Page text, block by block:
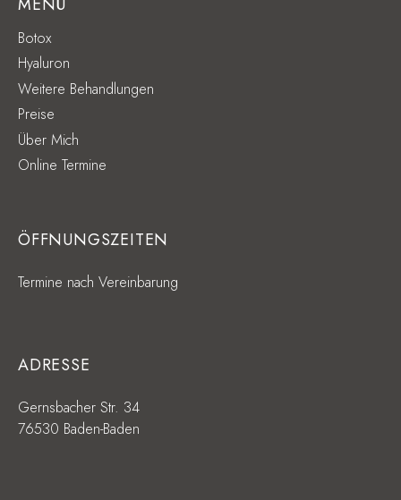
Botox
Hyaluron
Weitere Behandlungen
Preise
Über Mich
Online Termine
ÖFFNUNGSZEITEN
Termine nach Vereinbarung
ADRESSE
Gernsbacher Str. 34
76530 Baden-Baden